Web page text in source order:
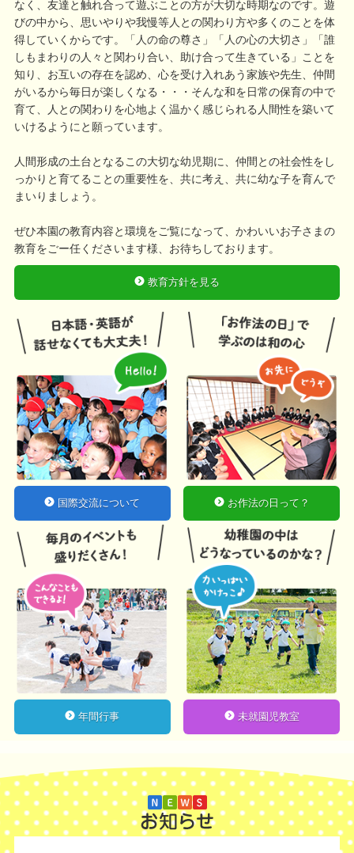
なく、友達と触れ合って遊ぶことの方が大切な時期なのです。遊
びの中から、思いやりや我慢等人との関わり方や多くのことを体
得していくからです。「人の命の尊さ」「人の心の大切さ」「誰
しもまわりの人々と関わり合い、助け合って生きている」ことを
知り、お互いの存在を認め、心を受け入れあう家族や先生、仲間
がいるから毎日が楽しくなる・・・そんな和を日常の保育の中で
育て、人との関わりを心地よく温かく感じられる人間性を築いて
いけるようにと願っています。
人間形成の土台となるこの大切な幼児期に、仲間との社会性をし
っかりと育てることの重要性を、共に考え、共に幼な子を育んで
まいりましょう。
ぜひ本園の教育内容と環境をご覧になって、かわいいお子さまの
教育をごー任くださいます様、お待ちしております。
教育方針を見る
国際交流について お作法の日って？
年間行事 未就園児教室